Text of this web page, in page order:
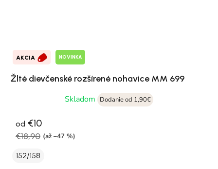
AKCIA NOVINKA
Žlté dievčenské rozšírené nohavice MM 699
Skladom
Dodanie od 1,90€
od €10
€18,90 (až –47 %)
152/158